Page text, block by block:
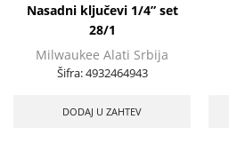
Nasadni ključevi 1/4” set
28/1
Milwaukee Alati Srbija
Šifra:4932464943
DODAJ U ZAHTEV